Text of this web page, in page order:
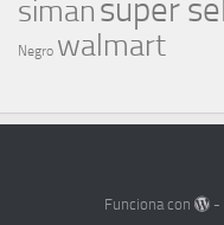
simansuper
Negro walmart
Funciona con -